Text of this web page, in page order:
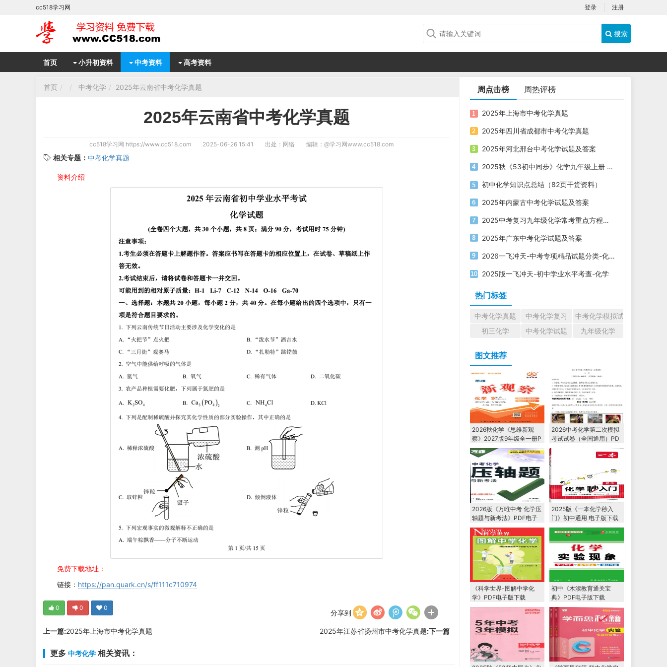
cc518学习网 登录 注册
搜索
首页 小升初资料 中考资料 高考资料
首页 中考化学 2025年云南省中考化学真题
2025年云南省中考化学真题
cc518学习网 https://www.cc518.com 2025-06-26 15:41 出处：网络 编辑： @学习网www.cc518.com
相关专题： 中考化学真题
资料介绍
免费下载地址：
链接： https://pan.quark.cn/s/ff111c710974
分享到
0 0 0
上一篇:2025年上海市中考化学真题 2025年江苏省扬州市中考化学真题:下一篇
更多 中考化学 相关资讯：
周点击榜 周热评榜
2025年上海市中考化学真题
2025年四川省成都市中考化学真题
2025年河北邢台中考化学试题及答案
2025秋《53初中同步》化学九年级上册 人教版 PDF电子版下载
初中化学知识点总结（82页干货资料）
2025年内蒙古中考化学试题及答案
2025中考复习九年级化学常考重点方程式合集
2025年广东中考化学试题及答案
2026一飞冲天-中考专项精品试题分类-化学知识梳理
2025版一飞冲天-初中学业水平考查-化学
热门标签
中考化学真题 中考化学复习
中考化学模拟试题
初三化学
中考化学试题 九年级化学
图文推荐
2026秋化学《思维新观
察》2027版9年级全一册P
DF电子版下载
2026中考化学第二次模拟
考试试卷（全国通用）PD
2026版《万唯中考 化学压
轴题与新考法》PDF电子
版下载
2025版《一本化学秒入
门》初中通用 电子版下载
打印
《科学世界-图解中学化
学》PDF电子版下载
初中《木渎教育通关宝
典》PDF电子版下载